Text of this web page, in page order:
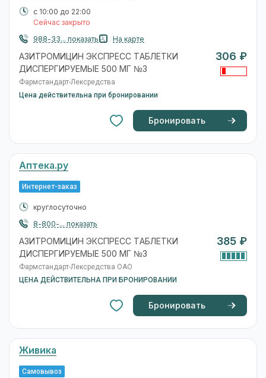
с 10:00 до 22:00
Сейчас закрыто
988-33... показать
На карте
АЗИТРОМИЦИН ЭКСПРЕСС ТАБЛЕТКИ
ДИСПЕРГИРУЕМЫЕ 500 МГ №3
Фармстандарт-Лексредства
Цена действительна при бронировании
306 ₽
Бронировать
Аптека.ру
Интернет-заказ
круглосуточно
8-800-... показать
АЗИТРОМИЦИН ЭКСПРЕСС ТАБЛЕТКИ
ДИСПЕРГИРУЕМЫЕ 500 МГ №3
Фармстандарт-Лексредства ОАО
ЦЕНА ДЕЙСТВИТЕЛЬНА ПРИ БРОНИРОВАНИИ
385 ₽
Бронировать
Живика
Самовывоз